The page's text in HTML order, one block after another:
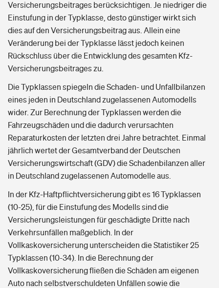
Versicherungsbeitrages berücksichtigen. Je niedriger die
Einstufung in der Typklasse, desto günstiger wirkt sich
dies auf den Versicherungsbeitrag aus. Allein eine
Veränderung bei der Typklasse lässt jedoch keinen
Rückschluss über die Entwicklung des gesamten Kfz-
Versicherungsbeitrages zu.
Die Typklassen spiegeln die Schaden- und Unfallbilanzen
eines jeden in Deutschland zugelassenen Automodells
wider. Zur Berechnung der Typklassen werden die
Fahrzeugschäden und die dadurch verursachten
Reparaturkosten der letzten drei Jahre betrachtet. Einmal
jährlich wertet der Gesamtverband der Deutschen
Versicherungswirtschaft (GDV) die Schadenbilanzen aller
in Deutschland zugelassenen Automodelle aus.
In der Kfz-Haftpflichtversicherung gibt es 16 Typklassen
(10-25), für die Einstufung des Modells sind die
Versicherungsleistungen für geschädigte Dritte nach
Verkehrsunfällen maßgeblich. In der
Vollkaskoversicherung unterscheiden die Statistiker 25
Typklassen (10-34). In die Berechnung der
Vollkaskoversicherung fließen die Schäden am eigenen
Auto nach selbstverschuldeten Unfällen sowie die